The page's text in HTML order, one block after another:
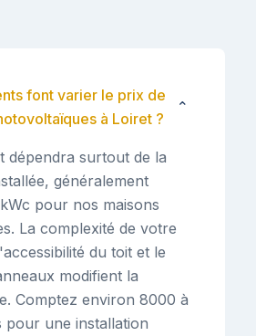
font varier le prix de
à Loiret ?
⌄
dépendra surtout de la
généralement
pour nos maisons
La complexité de votre
du toit et le
modifient la
Comptez environ 8000 à
pour une installation